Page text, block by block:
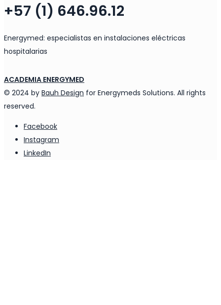
+57 (1) 646.96.12
Energymed: especialistas en instalaciones eléctricas
hospitalarias
ACADEMIA ENERGYMED
© 2024 by Bauh Design for Energymeds Solutions. All rights
reserved.
Facebook
Instagram
LinkedIn